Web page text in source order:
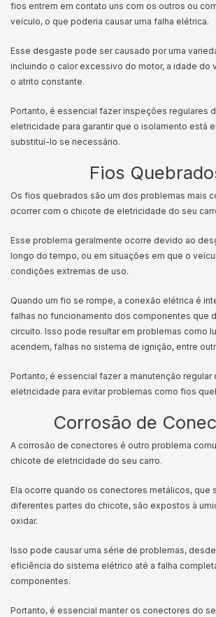
fios entrem em contato uns com os outros ou
veículo, o que poderia causar uma falha elétrica.
Esse desgaste pode ser causado por uma
incluindo o calor excessivo do motor, a idade do
o atrito constante.
Portanto, é essencial fazer inspeções regulares
eletricidade para garantir que o isolamento está
substituí-lo se necessário.
Fios
Os fios quebrados são um dos problemas mais
ocorrer com o chicote de eletricidade do seu
Esse problema geralmente ocorre devido ao
longo do tempo, ou em situações em que o
condições extremas de uso.
Quando um fio se rompe, a conexão elétrica é
falhas no funcionamento dos componentes que
circuito. Isso pode resultar em problemas como
acendem, falhas no sistema de ignição, entre
Portanto, é essencial fazer a manutenção regular
eletricidade para evitar problemas como fios
Corrosão de
A corrosão de conectores é outro problema
chicote de eletricidade do seu carro.
Ela ocorre quando os conectores metálicos, que
diferentes partes do chicote, são expostos à
oxidar.
Isso pode causar uma série de problemas,
eficiência do sistema elétrico até a falha
componentes.
Portanto, é essencial manter os conectores do